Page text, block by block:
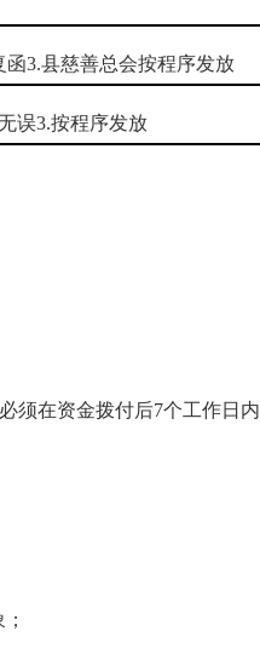
3.县慈善总会按程序发放
误3.按程序发放
须在资金拨付后7个工作日内